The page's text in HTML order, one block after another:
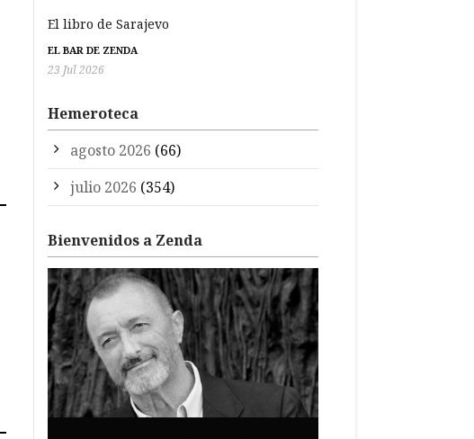
El libro de Sarajevo
EL BAR DE ZENDA
23 Jul 2026
Hemeroteca
agosto 2026 (66)
julio 2026 (354)
Bienvenidos a Zenda